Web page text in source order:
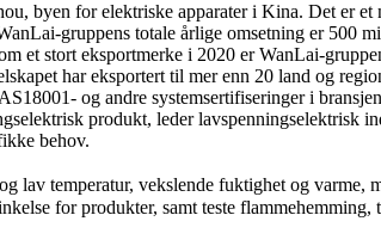
byen for elektriske apparater i Kina. Det er
gruppens totale årlige omsetning er
et stort eksportmerke i 2020 er WanLai-
har eksportert til mer enn 20 land og
og andre systemsertifiseringer i
produkt, leder lavspenningselektrisk
behov.
lav temperatur, vekslende fuktighet og
for produkter, samt teste